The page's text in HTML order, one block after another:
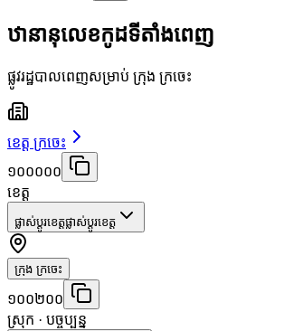
ឋានានុលេខកូដទីតាំងពេញ
ផ្លូវរដ្ឋបាលពេញសម្រាប់ ក្រុង ក្រចេះ
ខេត្ត ក្រចេះ
១០០០០០
ខេត្ត
ផ្លាស់ប្តូរខេត្តផ្លាស់ប្តូរខេត្ត
ក្រុង ក្រចេះ
១០០២០០
ស្រុក · បច្ចុប្បន្ន